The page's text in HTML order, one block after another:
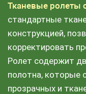
Тканевые ролеты
стандартные
конструкцией,
корректировать
Ролет содержит
полотна, которые
прозрачных и